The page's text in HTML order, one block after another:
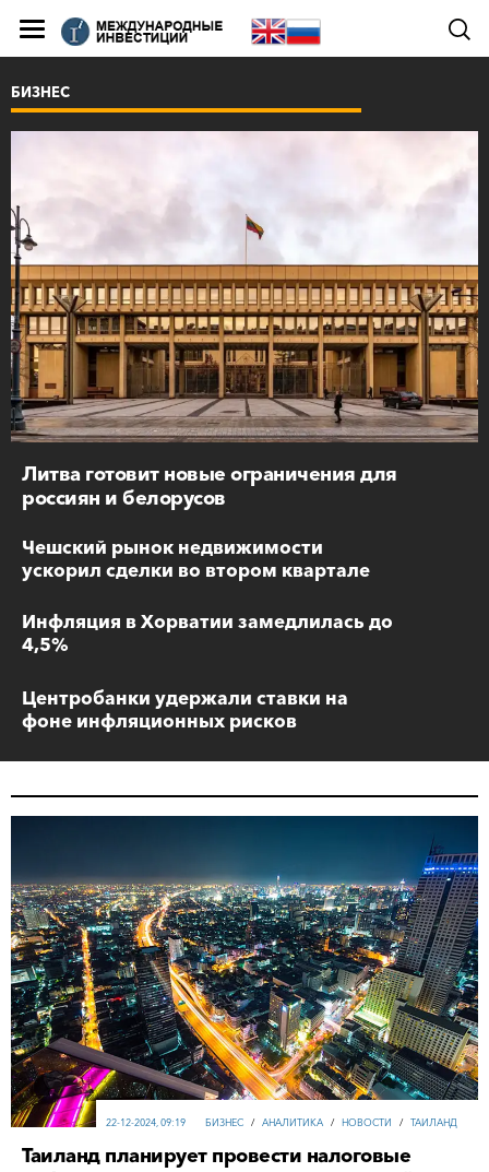
Литва готовит новые ограничения для
россиян и белорусов
БИЗНЕС
Чешский рынок недвижимости
ускорил сделки во втором квартале
Инфляция в Хорватии замедлилась до
4,5%
Центробанки удержали ставки на
фоне инфляционных рисков
БИЗНЕС / АНАЛИТИКА / НОВОСТИ / ТАИЛАНД
22-12-2024, 09:19
Таиланд планирует провести налоговые